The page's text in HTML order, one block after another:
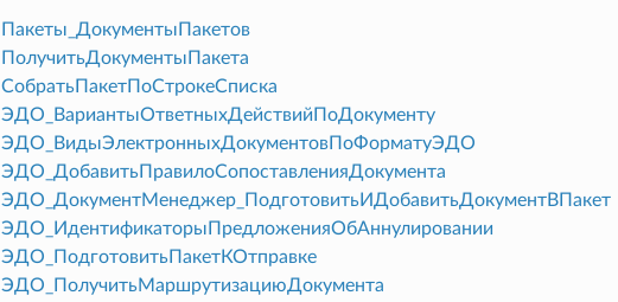
Пакеты_ДокументыПакетов
ПолучитьДокументыПакета
СобратьПакетПоСтрокеСписка
ЭДО_ВариантыОтветныхДействийПоДокументу
ЭДО_ВидыЭлектронныхДокументовПоФорматуЭДО
ЭДО_ДобавитьПравилоСопоставленияДокумента
ЭДО_ДокументМенеджер_ПодготовитьИДобавитьДокументВПакет
ЭДО_ИдентификаторыПредложенияОбАннулировании
ЭДО_ПодготовитьПакетКОтправке
ЭДО_ПолучитьМаршрутизациюДокумента